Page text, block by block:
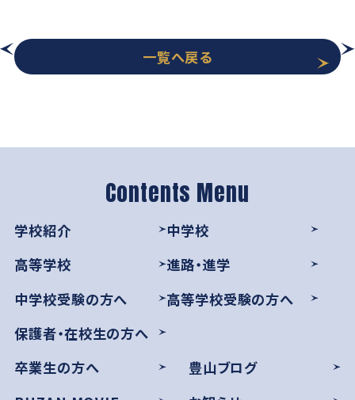
一覧へ戻る
学校紹介
中学校
高等学校
進路・進学
中学校受験の方へ
高等学校受験の方へ
保護者・在校生の方へ
卒業生の方へ
豊山ブログ